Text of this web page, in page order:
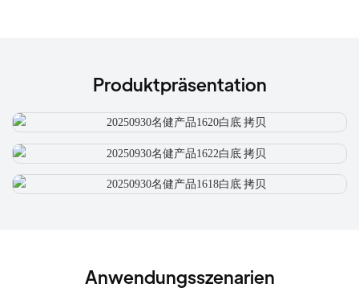
Produktpräsentation
Anwendungsszenarien